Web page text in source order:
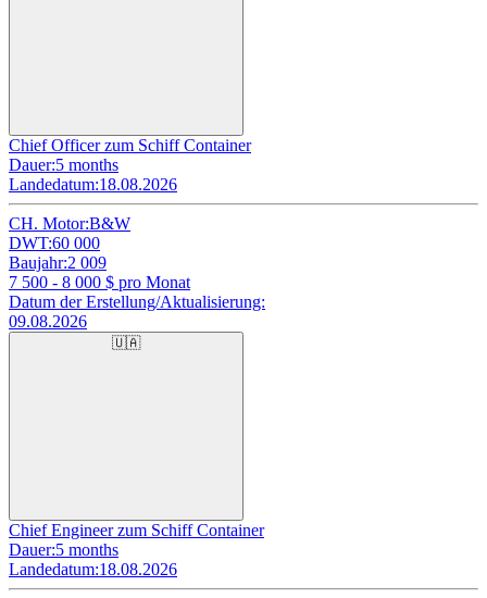
Chief Officer zum Schiff Container
Dauer:5 months
Landedatum:18.08.2026
CH. Motor:B&W
DWT:60 000
Baujahr:2 009
7 500 - 8 000 $ pro Monat
Datum der Erstellung/Aktualisierung:
09.08.2026
🇺🇦
Chief Engineer zum Schiff Container
Dauer:5 months
Landedatum:18.08.2026